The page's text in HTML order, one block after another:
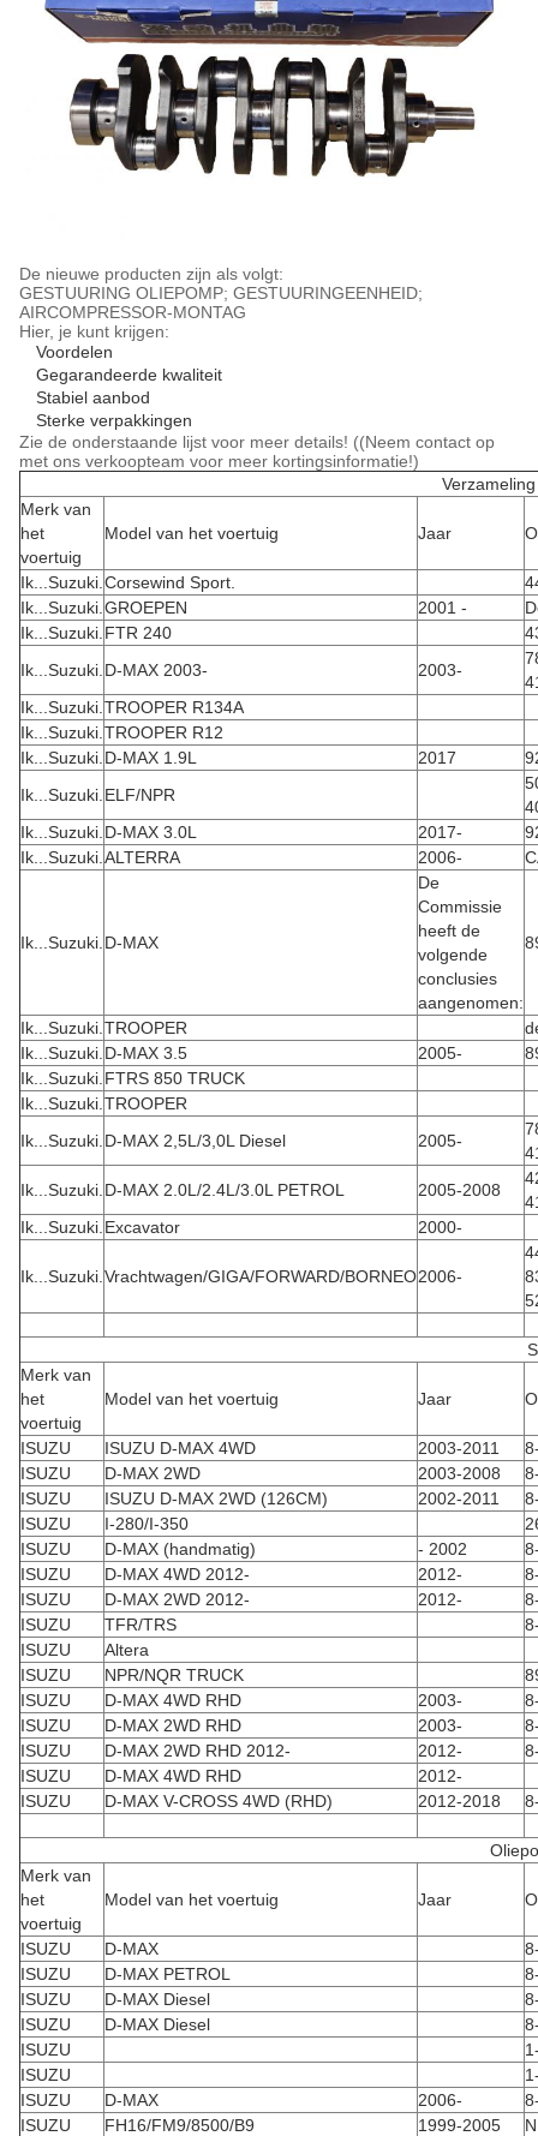
De nieuwe producten zijn als volgt:
GESTUURING OLIEPOMP; GESTUURINGEENHEID;
AIRCOMPRESSOR-MONTAG
Hier, je kunt krijgen:
Voordelen
Gegarandeerde kwaliteit
Stabiel aanbod
Sterke verpakkingen
Zie de onderstaande lijst voor meer details! ((Neem contact op
met ons verkoopteam voor meer kortingsinformatie!)
Merk van
het
voertuig
Model van het voertuig Jaar
Ik... Suzuki. Corsewind Sport.
Ik... Suzuki. GROEPEN 2001 -
Ik... Suzuki. FTR 240
Ik... Suzuki. D-MAX 2003- 2003-
Ik... Suzuki. TROOPER R134A
Ik... Suzuki. TROOPER R12
Ik... Suzuki. D-MAX 1.9L 2017
Ik... Suzuki. ELF/NPR
Ik... Suzuki. D-MAX 3.0L 2017-
Ik... Suzuki. ALTERRA 2006-
Ik... Suzuki. D-MAX
De
Commissie
heeft de
volgende
conclusies
aangenomen:
Ik... Suzuki. TROOPER
Ik... Suzuki. D-MAX 3.5 2005-
Ik... Suzuki. FTRS 850 TRUCK
Ik... Suzuki. TROOPER
Ik... Suzuki. D-MAX 2,5L/3,0L Diesel 2005-
Ik... Suzuki. D-MAX 2.0L/2.4L/3.0L PETROL 2005-2008
Ik... Suzuki. Excavator 2000-
Ik... Suzuki. Vrachtwagen/GIGA/FORWARD/BORNEO2006-
Merk van
het
voertuig
Model van het voertuig Jaar
ISUZU ISUZU D-MAX 4WD 2003-2011
ISUZU
D-MAX 2WD 2003-2008
ISUZU
ISUZU D-MAX 2WD (126CM) 2002-2011
ISUZU
I-280/I-350
ISUZU
D-MAX (handmatig) - 2002
ISUZU
D-MAX 4WD 2012- 2012-
ISUZU
D-MAX 2WD 2012- 2012-
ISUZU
TFR/TRS
ISUZU
Altera
ISUZU
NPR/NQR TRUCK
ISUZU
D-MAX 4WD RHD 2003-
ISUZU
D-MAX 2WD RHD 2003-
ISUZU
D-MAX 2WD RHD 2012- 2012-
ISUZU
D-MAX 4WD RHD
2012-
ISUZU
D-MAX V-CROSS 4WD (RHD) 2012-2018
Merk van
het
voertuig
Model van het voertuig Jaar
ISUZU D-MAX
ISUZU
D-MAX PETROL
ISUZU
D-MAX Diesel
ISUZU
D-MAX Diesel
ISUZU
ISUZU
ISUZU
D-MAX 2006-
ISUZU
FH16/FM9/8500/B9 1999-2005